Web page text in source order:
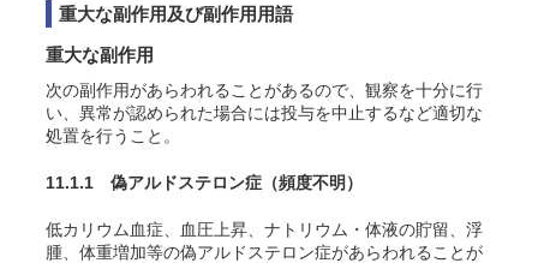
重大な副作用及び副作用用語
重大な副作用
次の副作用があらわれることがあるので、観察を十分に行
い、異常が認められた場合には投与を中止するなど適切な
処置を行うこと。
11.1.1 偽アルドステロン症 （頻度不明）
低カリウム血症、血圧上昇、ナトリウム・体液の貯留、浮
腫、体重増加等の偽アルドステロン症があらわれることが